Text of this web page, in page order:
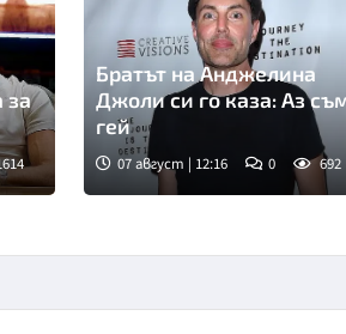
за
Братът на Анджелина
Джоли си го каза: Аз
гей
07 август | 12:16 0 692